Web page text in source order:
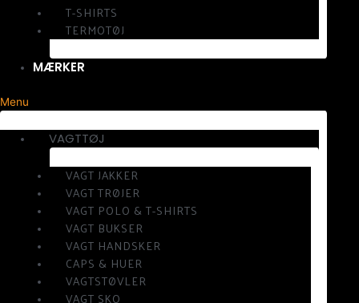
T-SHIRTS
TERMOTØJ
MÆRKER
Menu
VAGTTØJ
VAGT JAKKER
VAGT TRØJER
VAGT POLO & T-SHIRTS
VAGT BUKSER
VAGT HANDSKER
CAPS & HUER
VAGTSTØVLER
VAGT SKO